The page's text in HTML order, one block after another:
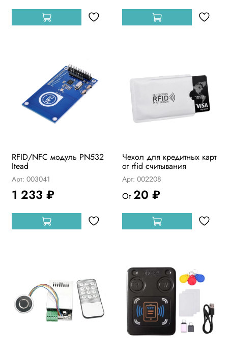
RFID/NFC модуль PN532
Itead
Арт: 003041
1 233 ₽
Чехол для кредитных карт
от rfid считывания
Арт: 002208
От 20 ₽